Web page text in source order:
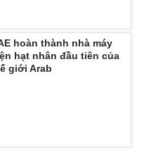
hoàn thành nhà máy
hạt nhân đầu tiên của
giới Arab